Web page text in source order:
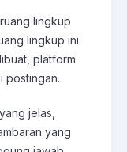
lingkup
lingkup ini
platform
postingan.
jelas,
yang